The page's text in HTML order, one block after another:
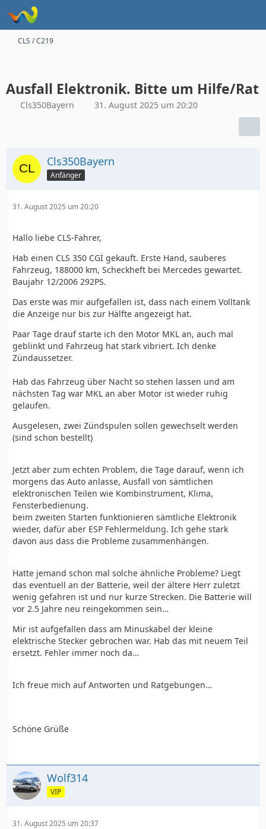
CLS / C219
Ausfall Elektronik. Bitte um Hilfe/Rat
Cls350Bayern 31. August 2025 um 20:20
Cls350Bayern
Anfänger
31. August 2025 um 20:20
Hallo liebe CLS-Fahrer,
Hab einen CLS 350 CGİ gekauft. Erste Hand, sauberes
Fahrzeug, 188000 km, Scheckheft bei Mercedes gewartet.
Baujahr 12/2006 292PS.
Das erste was mir aufgefallen ist, dass nach einem Volltank
die Anzeige nur bis zur Hälfte angezeigt hat.
Paar Tage drauf starte ich den Motor MKL an, auch mal
geblinkt und Fahrzeug hat stark vibriert. Ich denke
Zündaussetzer.
Hab das Fahrzeug über Nacht so stehen lassen und am
nächsten Tag war MKL an aber Motor ist wieder ruhig
gelaufen.
Ausgelesen, zwei Zündspulen sollen gewechselt werden
(sind schon bestellt)
Jetzt aber zum echten Problem, die Tage darauf, wenn ich
morgens das Auto anlasse, Ausfall von sämtlichen
elektronischen Teilen wie Kombinstrument, Klima,
Fensterbedienung.
beim zweiten Starten funktionieren sämtliche Elektronik
wieder, dafür aber ESP Fehlermeldung. Ich gehe stark
davon aus dass die Probleme zusammenhängen.
Hatte jemand schon mal solche ähnliche Probleme? Liegt
das eventuell an der Batterie, weil der ältere Herr zuletzt
wenig gefahren ist und nur kurze Strecken. Die Batterie will
vor 2.5 Jahre neu reingekommen sein…
Mir ist aufgefallen dass am Minuskabel der kleine
elektrische Stecker gebrochen war. Hab das mit neuem Teil
ersetzt. Fehler immer noch da…
Ich freue mich auf Antworten und Ratgebungen…
Schöne Grüße
Wolf314
VIP
31. August 2025 um 20:37